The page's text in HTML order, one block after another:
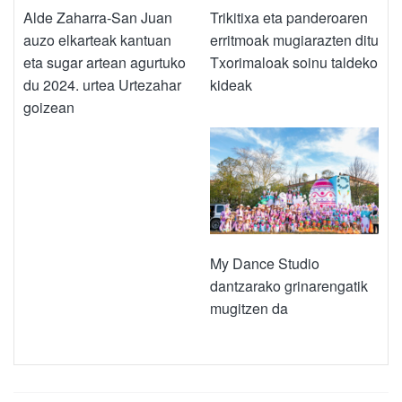
Alde Zaharra-San Juan
auzo elkarteak kantuan
eta sugar artean agurtuko
du 2024. urtea Urtezahar
goizean
Trikitixa eta panderoaren
erritmoak mugiarazten ditu
Txorimaloak soinu taldeko
kideak
My Dance Studio
dantzarako grinarengatik
mugitzen da